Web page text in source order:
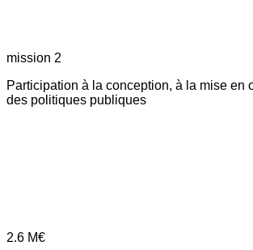
mission 2
Participation à la conception, à la mise en
des politiques publiques
2.6 M€